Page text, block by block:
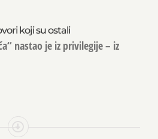
koji su ostali
nastao je iz privilegije – iz